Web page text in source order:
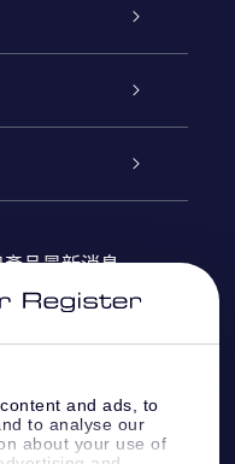
and ads, to
to analyse our
about your use of
品最新消息